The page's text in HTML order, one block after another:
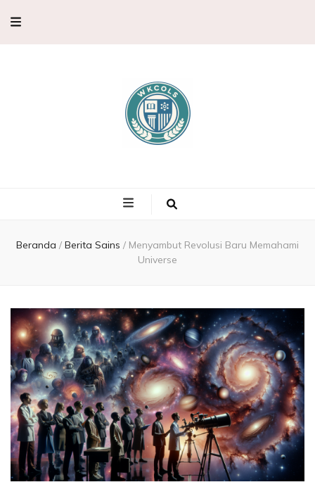
Pembahasan
Ilmu
Pengetahuan,
Eksperimen &
Fakta Sains
Beranda / Berita Sains / Menyambut Revolusi Baru Memahami
Universe